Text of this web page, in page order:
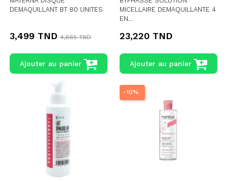
DEMAQUILLANT BT 80 UNITES
3,499 TND 4,665 TND
Ajouter au panier
MICELLAIRE DEMAQUILLANTE 4
EN...
23,220 TND
Ajouter au panier
-10%